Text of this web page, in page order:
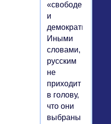
«свободе
и
демократии»...
Иными
словами,
русским
не
приходит
в голову,
что они
выбраны